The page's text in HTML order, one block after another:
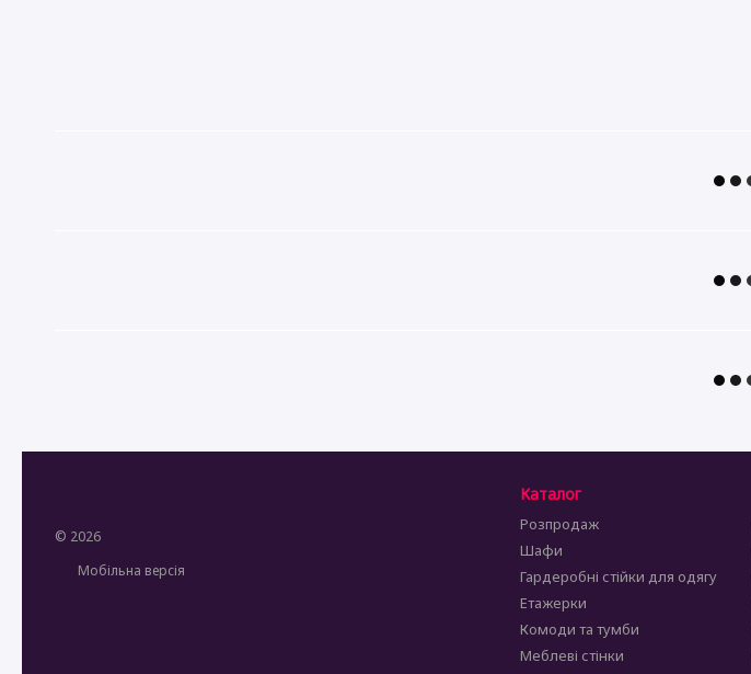
© 2026
Мобільна версія
Каталог
Розпродаж
Шафи
Гардеробні стійки для одягу
Етажерки
Комоди та тумби
Меблеві стінки